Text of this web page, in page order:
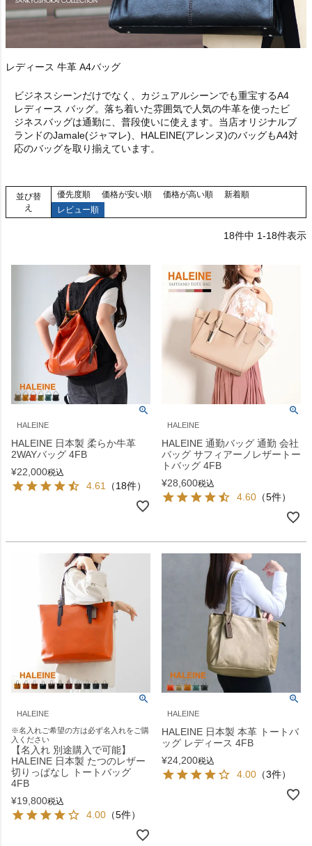
レディース 牛革 A4バッグ
ビジネスシーンだけでなく、カジュアルシーンでも重宝するA4
レディース バッグ。落ち着いた雰囲気で人気の牛革を使ったビ
ジネスバッグは通勤に、普段使いに使えます。当店オリジナルブ
ランドのJamale(ジャマレ)、HALEINE(アレンヌ)のバッグもA4対
応のバッグを取り揃えています。
並び替
え
優先度順 価格が安い順 価格が高い順
新着順
レビュー順
18件中 1-18件表示
HALEINE
HALEINE 日本製 柔らか牛革
2WAYバッグ 4FB
¥22,000税込
4.61 （18件）
HALEINE
HALEINE 通勤バッグ 通勤 会社
バッグ サフィアーノレザートー
トバッグ 4FB
¥28,600税込
4.60 （5件）
HALEINE
※名入れご希望の方は必ず名入れをご購
入ください
【名入れ 別途購入で可能】
HALEINE 日本製 たつのレザー
切りっぱなし トートバッグ
4FB
¥19,800税込
4.00 （5件）
HALEINE
HALEINE 日本製 本革 トートバ
ッグ レディース 4FB
¥24,200税込
4.00 （3件）